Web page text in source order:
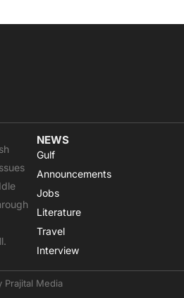
NEWS
Gulf
Announcements
Jobs
Literature
Travel
Interview
Prajital Media